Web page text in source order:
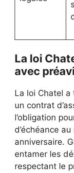
La loi
avec
La loi Chatel
un contrat
l’obligation
d’échéance
anniversaire.
entamer les
respectant le